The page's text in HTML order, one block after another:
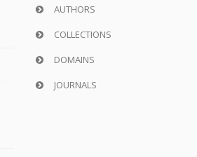
AUTHORS
COLLECTIONS
DOMAINS
JOURNALS